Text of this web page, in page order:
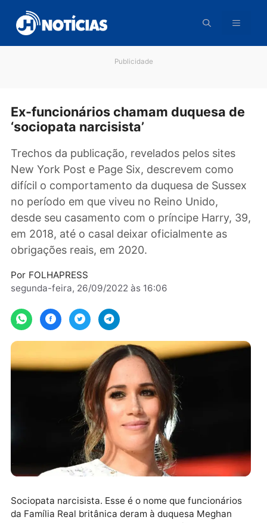
para
conteúdo
Ex-funcionários chamam duquesa
Trechos da publicação, revelados pelos sites
New York Post e Page Six, descrevem como
difícil o comportamento da duquesa de
no período em que viveu no Reino Unido,
desde seu casamento com o príncipe Harry,
em 2018, até o casal deixar oficialmente as
obrigações reais, em 2020.
segunda-feira, 26/09/2022 às 16:06